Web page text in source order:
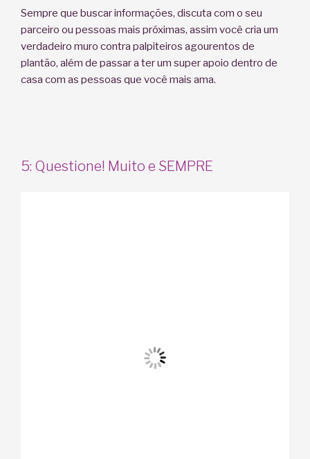
Sempre que buscar informações, discuta com o seu
parceiro ou pessoas mais próximas, assim você cria um
verdadeiro muro contra palpiteiros agourentos de
plantão, além de passar a ter um super apoio dentro de
casa com as pessoas que você mais ama.
5: Questione! Muito e SEMPRE